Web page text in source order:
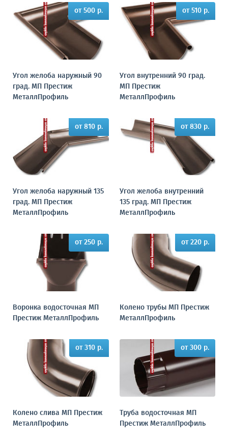
от 500 р.
Угол желоба наружный 90
град. МП Престиж
МеталлПрофиль
от 510 р.
Угол внутренний 90 град.
МП Престиж
МеталлПрофиль
от 810 р.
Угол желоба наружный 135
град. МП Престиж
МеталлПрофиль
от 830 р.
Угол желоба внутренний
135 град. МП Престиж
МеталлПрофиль
от 250 р.
Воронка водосточная МП
Престиж МеталлПрофиль
от 220 р.
Колено трубы МП Престиж
МеталлПрофиль
от 310 р.
Колено слива МП Престиж
МеталлПрофиль
от 300 р.
Труба водосточная МП
Престиж МеталлПрофиль